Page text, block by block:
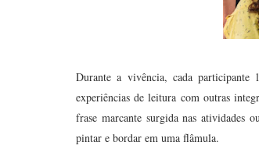
Durante a vivência, cada
experiências de leitura com outras
frase marcante surgida nas atividades
pintar e bordar em uma flâmula.